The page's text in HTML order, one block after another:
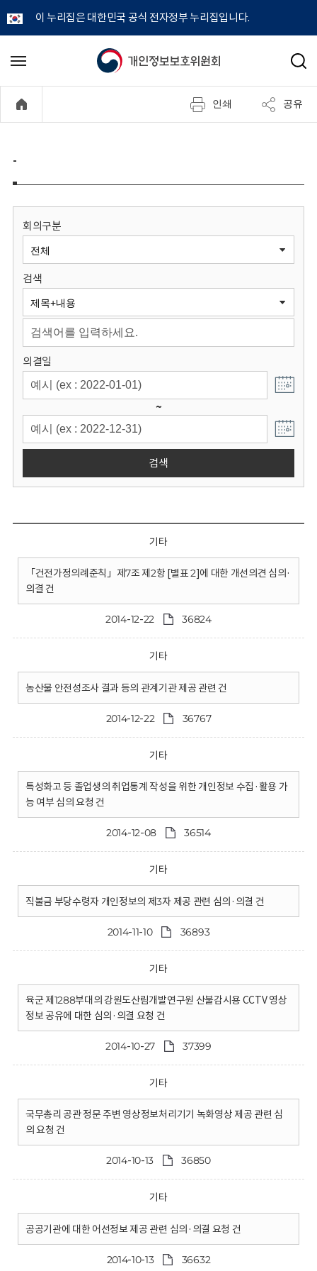
이 누리집은 대한민국 공식 전자정부 누리집입니다.
개
정
보
원
회
메
기
검
인쇄 공유
-
회의구분
검색
의결일
~
검색
기타
「건전가정의례준칙」제7조 제2항 [별표 2]에 대한 개선의견 심의·
의결 건
2014-12-22 36824
기타
농산물 안전성조사 결과 등의 관계기관 제공 관련 건
2014-12-22 36767
기타
특성화고 등 졸업생의 취업통계 작성을 위한 개인정보 수집·활용 가
능 여부 심의 요청 건
2014-12-08 36514
기타
직불금 부당수령자 개인정보의 제3자 제공 관련 심의·의결 건
2014-11-10 36893
기타
육군 제1288부대의 강원도산림개발연구원 산불감시용 CCTV 영상
정보 공유에 대한 심의·의결 요청 건
2014-10-27 37399
기타
국무총리 공관 정문 주변 영상정보처리기기 녹화영상 제공 관련 심
의 요청 건
2014-10-13 36850
기타
공공기관에 대한 어선정보 제공 관련 심의·의결 요청 건
2014-10-13 36632